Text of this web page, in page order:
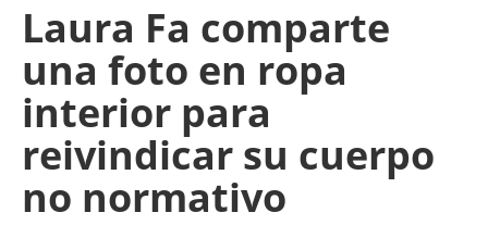
Laura Fa comparte
una foto en ropa
interior para
reivindicar su cuerpo
no normativo